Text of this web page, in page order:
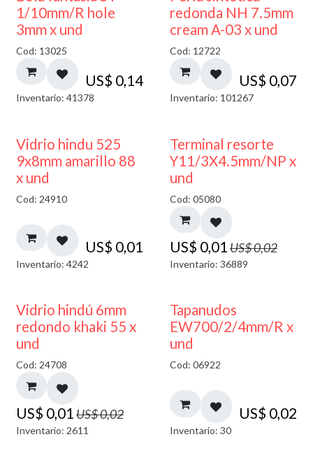
1/10mm/R hole
3mm x und
Cod: 13025
US$ 0,14
Inventario: 41378
redonda NH 7.5mm
cream A-03 x und
Cod: 12722
US$ 0,07
Inventario: 101267
40% DESCUENTO
Vidrio hindu 525
9x8mm amarillo 88
x und
Cod: 24910
US$ 0,01
Inventario: 4242
50% DESCUENTO
Terminal resorte
Y11/3X4.5mm/NP x
und
Cod: 05080
US$ 0,01US$0,02
Inventario: 36889
40% DESCUENTO
Vidrio hindú 6mm
redondo khaki 55 x
und
Cod: 24708
US$ 0,01 US$0,02
Inventario: 2611
Tapanudos
EW700/2/4mm/R x
und
Cod: 06922
US$ 0,02
Inventario: 30